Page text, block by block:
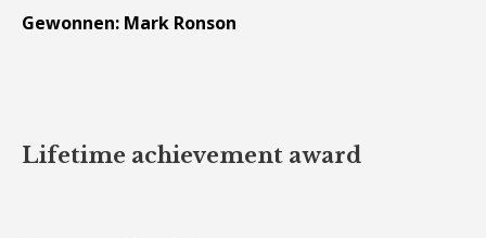
Gewonnen: Mark Ronson
Lifetime achievement award